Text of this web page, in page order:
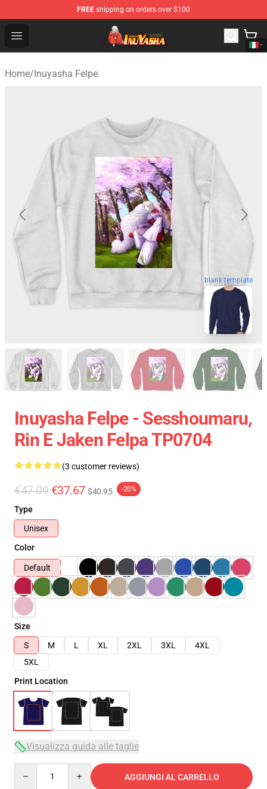
FREE shipping on orders over $100
Open menu
Inuyasha Store - Official Inuyasha Merchandise Shop
Home/Inuyasha Felpe
blank template
Inuyasha Felpe - Sesshoumaru,
Rin E Jaken Felpa TP0704
(3 customer reviews)
€47.09 €37.67 $40.95 -20%
Type
Unisex
Color
Default
Size
S
M L XL 2XL 3XL
4XL
5XL
Print Location
Visualizza guida alle taglie
AGGIUNGI AL CARRELLO